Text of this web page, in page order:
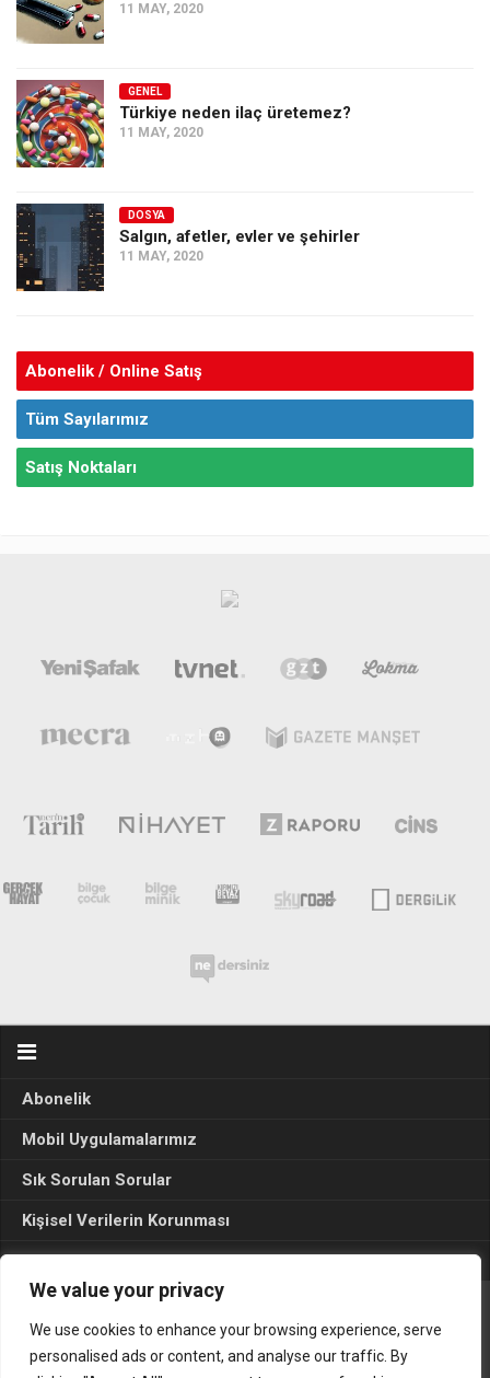
We value your privacy
We use cookies to enhance your browsing experience, serve
personalised ads or content, and analyse our traffic. By
11 MAY, 2020
GENEL
Türkiye neden ilaç üretemez?
11 MAY, 2020
DOSYA
Salgın, afetler, evler ve şehirler
11 MAY, 2020
Abonelik / Online Satış
Tüm Sayılarımız
Satış Noktaları
Abonelik
Mobil Uygulamalarımız
Sık Sorulan Sorular
Kişisel Verilerin Korunması
Seçim Sonuçları 2024
Gerçek Hayat © 2015. Her hakkı sakldır.